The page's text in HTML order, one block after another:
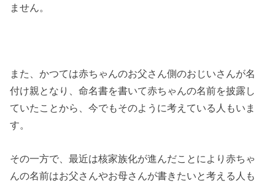
ません。
また、かつては赤ちゃんのお父さん側のおじいさんが名
付け親となり、命名書を書いて赤ちゃんの名前を披露し
ていたことから、今でもそのように考えている人もいま
す。
その一方で、最近は核家族化が進んだことにより赤ちゃ
んの名前はお父さんやお母さんが書きたいと考える人も